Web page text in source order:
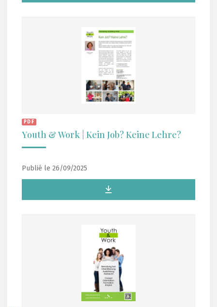
PDF
Youth & Work ¦ Kein Job? Keine Lehre?
Publié le 26/09/2025